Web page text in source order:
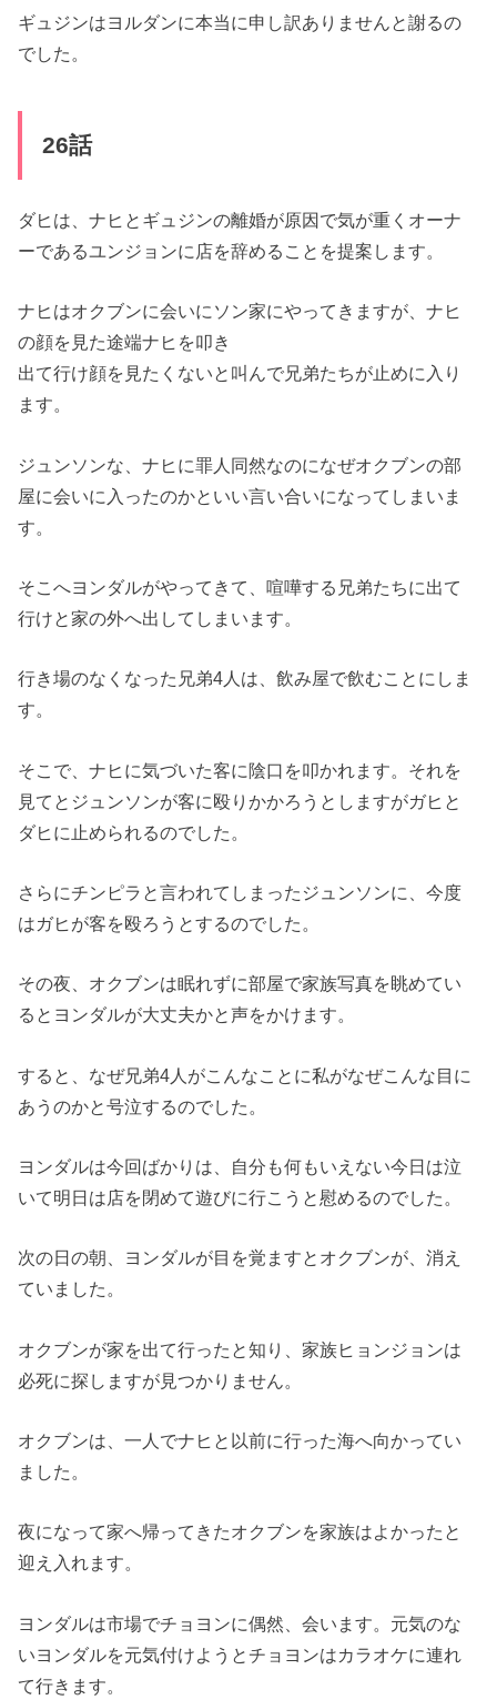
ギュジンはヨルダンに本当に申し訳ありませんと謝るの
でした。
26話
ダヒは、ナヒとギュジンの離婚が原因で気が重くオーナ
ーであるユンジョンに店を辞めることを提案します。
ナヒはオクブンに会いにソン家にやってきますが、ナヒ
の顔を見た途端ナヒを叩き
出て行け顔を見たくないと叫んで兄弟たちが止めに入り
ます。
ジュンソンな、ナヒに罪人同然なのになぜオクブンの部
屋に会いに入ったのかといい言い合いになってしまいま
す。
そこへヨンダルがやってきて、喧嘩する 兄弟たちに出て
行けと家の外へ出してしまいます。
行き場のなくなった兄弟4人は、飲み屋で飲むことにしま
す。
そこで、ナヒに気づいた客に陰口を叩かれます。それを
見てとジュンソンが客に殴りかかろ うとしますがガヒと
ダヒに止められるのでした。
さらにチンピラと言われてしまったジュンソンに、今度
はガヒが客を殴ろうとするのでした。
その夜、 オクブンは眠れずに部屋で家族写真を眺めてい
るとヨンダルが大丈夫かと声をかけます。
すると、 なぜ兄弟4人がこんなことに私がなぜこんな目に
あうのかと号泣するのでした。
ヨンダルは今回ばかりは、 自分も何もいえない今日は泣
いて明日は店を閉めて遊びに行こうと慰めるのでした。
次の日の朝、ヨンダルが目を覚ますとオクブンが、消え
ていました。
オクブンが家を出て行ったと知り、家族ヒョンジョンは
必死に探しますが見つかりません。
オクブンは、一人でナヒと以前に行った海へ向かってい
ました。
夜になって家へ帰ってきたオクブンを家族はよかったと
迎え入れます。
ヨンダルは市場でチョヨンに偶然、会います。 元気のな
いヨンダルを元気付けようとチョヨンはカラオケに連れ
て行きます。